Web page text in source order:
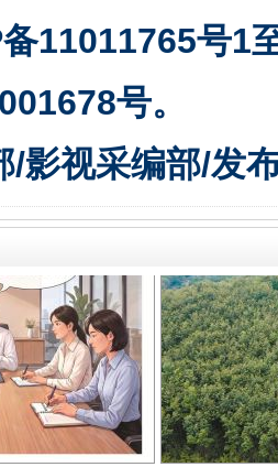
11011765号1
号。
/影视采编部/发
不息 一
责幌子